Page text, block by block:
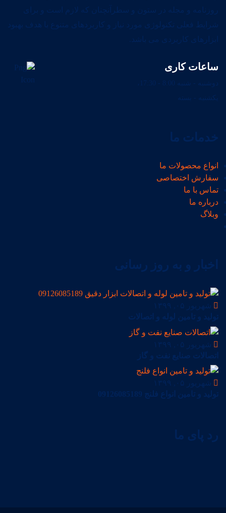
روزنامه و مجله در ستون و سطرآنچنان که لازم است و برای
شرایط فعلی تکنولوژی مورد نیاز و کاربردهای متنوع با هدف بهبود
ابزارهای کاربردی می باشد.
ساعات کاری
دوشنبه - شنبه 8:00 - 17:30،
یکشنبه - بسته
خدمات ما
انواع محصولات ما
سفارش اختصاصی
تماس با ما
درباره ما
وبلاگ
اخبار و به روز رسانی
شهریور ۰۵, ۱۳۹۹
تولید و تامین لوله و اتصالات
شهریور ۰۵, ۱۳۹۹
اتصالات صنایع نفت و گاز
شهریور ۰۵, ۱۳۹۹
تولید و تامین انواع فلنج 09126085189
رد پای ما